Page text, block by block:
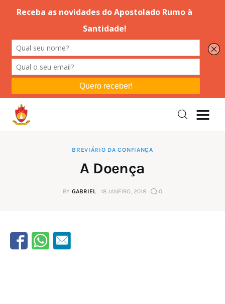
Editorial
Orações
Instruções
Espiritualidade
BREVIÁRIO DA CONFIANÇA
A Doença
BY GABRIEL 18 JANEIRO, 2018 0